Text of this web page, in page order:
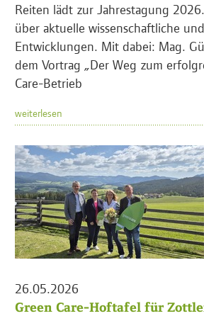
Reiten lädt zur Jahrestagung
über aktuelle wissenschaftliche
Entwicklungen. Mit dabei: Mag.
dem Vortrag „Der Weg zum
Care-Betrieb
weiterlesen
26.05.2026
Green Care-Hoftafel für